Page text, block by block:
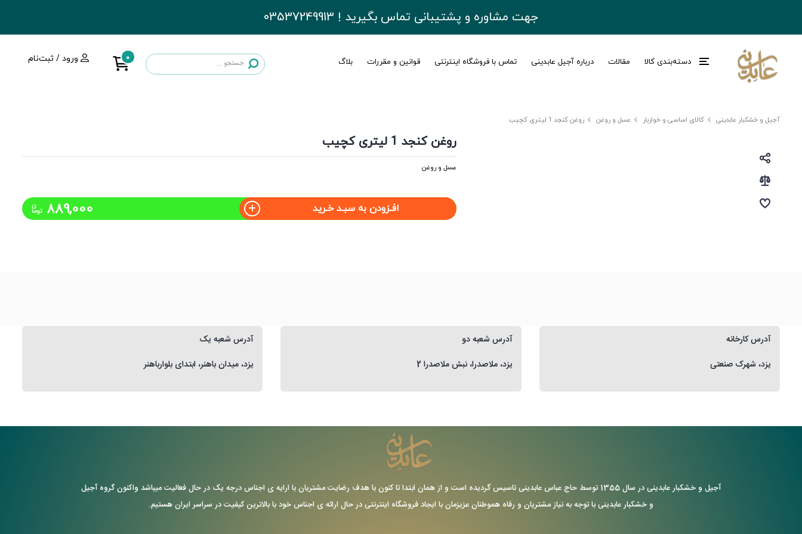
جهت مشاوره و پشتیبانی تماس بگیرید ! 03537249913
ورود / ثبت‌نام 0 دسته‌بندی کالا مقالات درباره آجیل عابدینی تماس با فروشگاه اینترنتی قوانین و مقررات بلاگ
آجیل و خشکبار عابدینی کالای اساسی و خواربار عسل و روغن روغن کنجد 1 لیتری کچیب
روغن کنجد 1 لیتری کچیب
عسل و روغن
افـزودن به سبـد خـرید 889,000 توما
ن
آدرس شعبه یک
یزد، میدان باهنر، ابتدای بلوارباهنر
آدرس شعبه دو
یزد، ملاصدرا، نبش ملاصدرا 2
آدرس کارخانه
یزد، شهرک صنعتی
آجیل و خشکبار عابدینی در سال 1355 توسط حاج عباس عابدینی تاسیس گردیده است و از همان ابتدا تا کنون با هدف رضایت مشتریان با ارایه ی اجناس درجه یک در حال فعالیت میباشد واکنون گروه آجیل
و خشکبار عابدینی با توجه به نیاز مشتریان و رفاه هموطنان عزیزمان با ایجاد فروشگاه اینترنتی در حال ارائه ی اجناس خود با بالاترین کیفیت در سراسر ایران هستیم.